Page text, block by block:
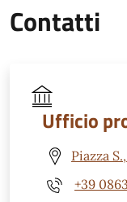
Contatti
Ufficio
Piazza
+39